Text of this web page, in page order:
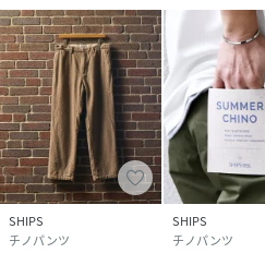
SHIPS
チノパンツ
SHIPS
チノパンツ